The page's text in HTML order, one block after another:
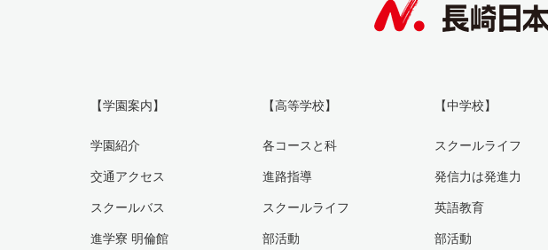
【学園案内】
学園紹介
交通アクセス
スクールバス
進学寮 明倫館
【高等学校】
各コースと科
進路指導
スクールライフ
部活動
【中学校】
スクールライフ
発信力は発進力
英語教育
部活動